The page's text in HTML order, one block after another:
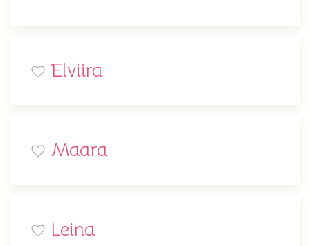
Elviira
Maara
Leina